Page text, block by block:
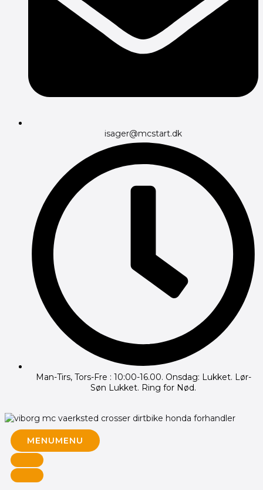
isager@mcstart.dk
Man-Tirs, Tors-Fre : 10:00-16.00. Onsdag: Lukket. Lør-
Søn Lukket. Ring for Nød.
MENUMENU